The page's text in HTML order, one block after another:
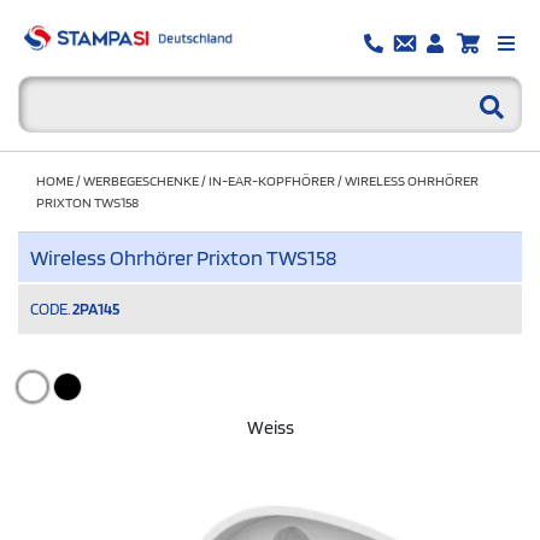
HOME/WERBEGESCHENKE/IN-EAR-KOPFHÖRER/WIRELESS OHRHÖRER
PRIXTON TWS158
Wireless Ohrhörer Prixton TWS158
CODE. 2PA145
Weiss